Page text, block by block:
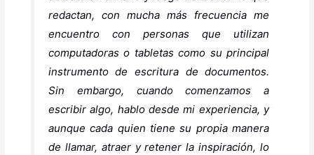
redactan, con mucha más frecuencia me
encuentro con personas que utilizan
computadoras o tabletas como su principal
instrumento de escritura de documentos.
Sin embargo, cuando comenzamos a
escribir algo, hablo desde mi experiencia, y
aunque cada quien tiene su propia manera
de llamar, atraer y retener la inspiración, lo